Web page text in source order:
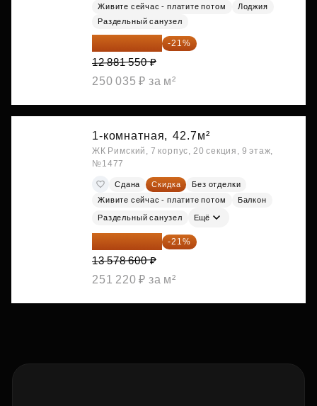
Живите сейчас - платите потом
Лоджия
Раздельный санузел
10 176 425 ₽ -21%
12 881 550 ₽
250 035 ₽ за м²
1-комнатная, 42.7м²
ЖК Римский, 7 корпус, 20 секция, 9 этаж,
№1477
Сдана Скидка
Без отделки
Живите сейчас - платите потом
Балкон
Раздельный санузел Ещё
10 727 094 ₽ -21%
13 578 600 ₽
251 220 ₽ за м²